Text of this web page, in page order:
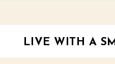
LIVE WITH A